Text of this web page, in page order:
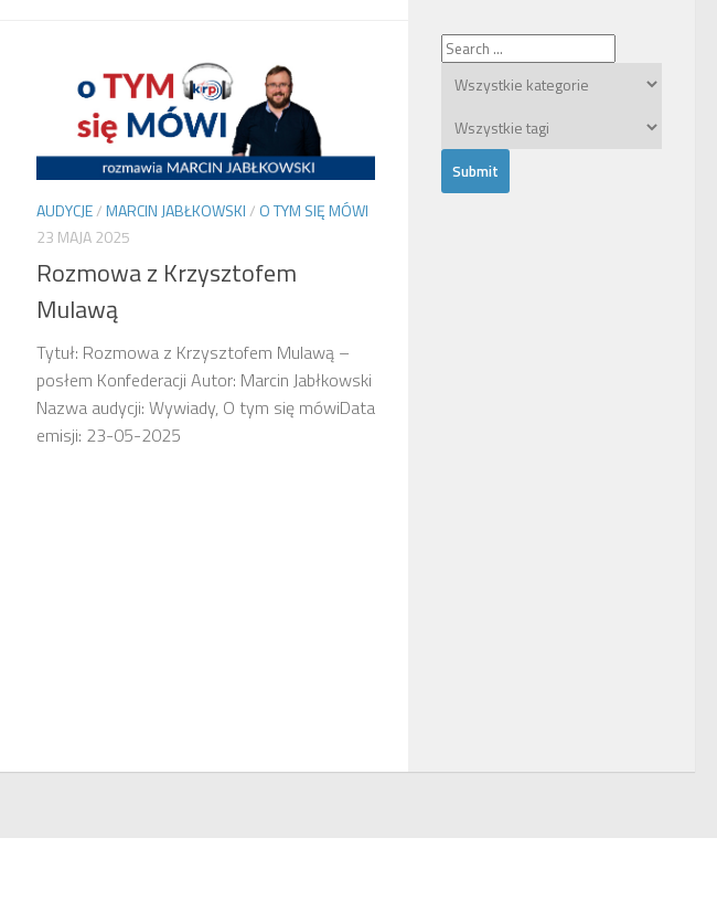
AUDYCJE/MARCIN JABŁKOWSKI/ O TYM SIĘ MÓWI
23 MAJA 2025
Rozmowa z Krzysztofem
Mulawą
Tytuł: Rozmowa z Krzysztofem Mulawą –
posłem Konfederacji Autor: Marcin Jabłkowski
Nazwa audycji: Wywiady, O tym się mówiData
emisji: 23-05-2025